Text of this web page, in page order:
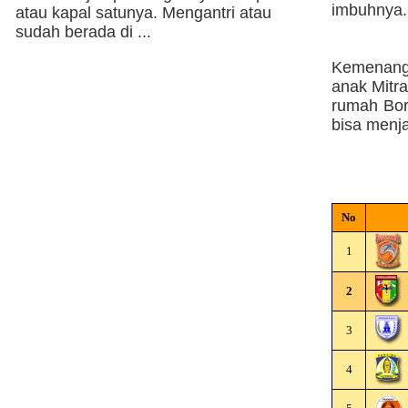
atau kapal satunya. Mengantri atau
sudah berada di ...
imbuhnya.
anak
rumah
bisa
No
1
2
3
4